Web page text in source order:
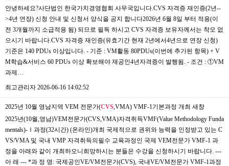
안녕하세요?사단법인 한국가치경영협회 사무국입니다.CVS 자격증 재인증(2년--
>4년 연장) 신청 안내 및 신청서 양식을 공지 합니다2026년 6월 8일 부터 적용(이
전 3개월까지 소급적용 됨) 되므로 필독 하시고 CVS 자격증 보유자께서는 착오 없
으시기 바랍니다.CVS 자격증 재인증(유효기간 현재 2년에서4년으로 연장 신청)
기준은 140 PDUs 이상입니다. - 기준 : VM활동 80PDUs(이번에 추가된 항목) + V
M학습&서비스 60 PDUs 이상 확보해야 재공인4년자격증이 발행됨. - 조건 : ①VM
과제…
최고관리자 2026-06-16 14:02:52
2025년 10월 영남지역 VEM 전문가(CVS ,VMA) VMF-1기본과정 개최 새창
2025년(10월,영남)VEM전문가(CVS,VMA)자격취득VMF(Value Methodology Funda
mentals)-Ⅰ과정(32시간) (온라인)개최 국제적으로 권위와 능력을 인정받고 있는 C
VS/VMA 및 국내 VMP 자격취득의필수 교육과정인 국제 VEM전문가 VMF-1 과
정을 아래와 같이 개최하오니희망하시는 분들은 수강을 신청하시기 바랍니다. ---
아 래 --- *과 정 명: 국제공인VE/VM전문가(CVS), 국내VE/VM전문가 VMF-1과정